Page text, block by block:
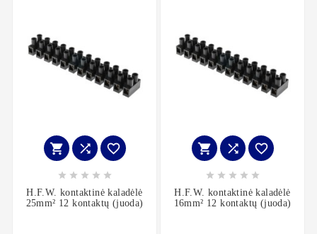
  
    
H.F.W. kontaktinė kaladėlė
25mm² 12 kontaktų (juoda)
  
    
H.F.W. kontaktinė kaladėlė
16mm² 12 kontaktų (juoda)